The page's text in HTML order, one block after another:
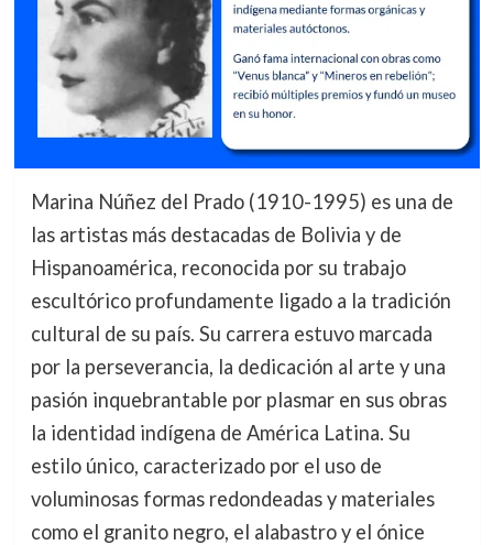
Marina Núñez del Prado (1910-1995) es una de
las artistas más destacadas de Bolivia y de
Hispanoamérica, reconocida por su trabajo
escultórico profundamente ligado a la tradición
cultural de su país. Su carrera estuvo marcada
por la perseverancia, la dedicación al arte y una
pasión inquebrantable por plasmar en sus obras
la identidad indígena de América Latina. Su
estilo único, caracterizado por el uso de
voluminosas formas redondeadas y materiales
como el granito negro, el alabastro y el ónice